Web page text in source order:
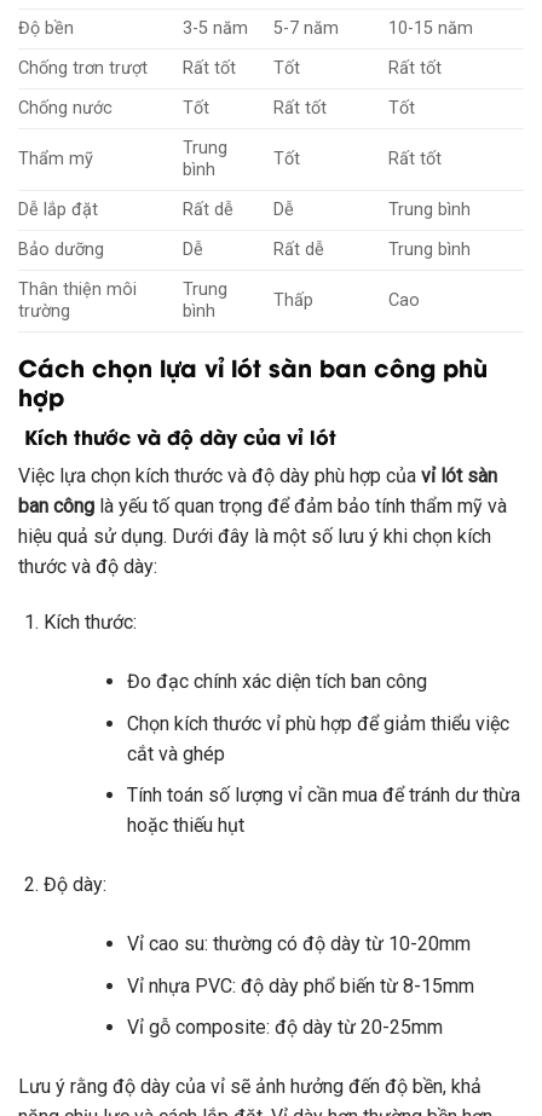
Độ bền
3-5 năm 5-7 năm
10-15 năm
Chống trơn trượt
Rất tốt Tốt
Rất tốt
Chống nước
Tốt Rất tốt Tốt
Thẩm mỹ
Trung
bình
Tốt Rất tốt
Dễ lắp đặt Rất dễ Dễ
Trung bình
Bảo dưỡng
Dễ Rất dễ
Trung bình
Thân thiện môi
trường
Trung
bình
Thấp Cao
Cách chọn lựa vỉ lót sàn ban công phù
hợp
Kích thước và độ dày của vỉ lót
Việc lựa chọn kích thước và độ dày phù hợp của vỉ lót sàn
ban công là yếu tố quan trọng để đảm bảo tính thẩm mỹ và
hiệu quả sử dụng. Dưới đây là một số lưu ý khi chọn kích
thước và độ dày:
Kích thước:
Đo đạc chính xác diện tích ban công
Chọn kích thước vỉ phù hợp để giảm thiểu việc
cắt và ghép
Tính toán số lượng vỉ cần mua để tránh dư thừa
hoặc thiếu hụt
Độ dày:
Vỉ cao su: thường có độ dày từ 10-20mm
Vỉ nhựa PVC: độ dày phổ biến từ 8-15mm
Vỉ gỗ composite: độ dày từ 20-25mm
Lưu ý rằng độ dày của vỉ sẽ ảnh hưởng đến độ bền, khả